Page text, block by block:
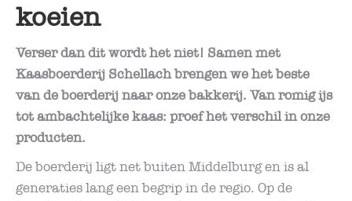
koeien
Verser dan dit wordt het niet! Samen met
Kaasboerderij Schellach brengen we het beste
van de boerderij naar onze bakkerij. Van romig ijs
tot ambachtelijke kaas: proef het verschil in onze
producten.
De boerderij ligt net buiten Middelburg en is al
generaties lang een begrip in de regio. Op de